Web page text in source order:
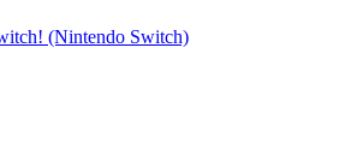
(Nintendo Switch)